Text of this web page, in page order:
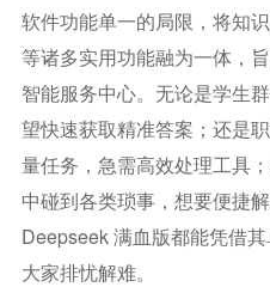
软件功能单一的局限，将知
等诸多实用功能融为一体，
智能服务中心。无论是学生
望快速获取精准答案；还是
量任务，急需高效处理工具
中碰到各类琐事，想要便捷
Deepseek 满血版都能凭借
大家排忧解难。